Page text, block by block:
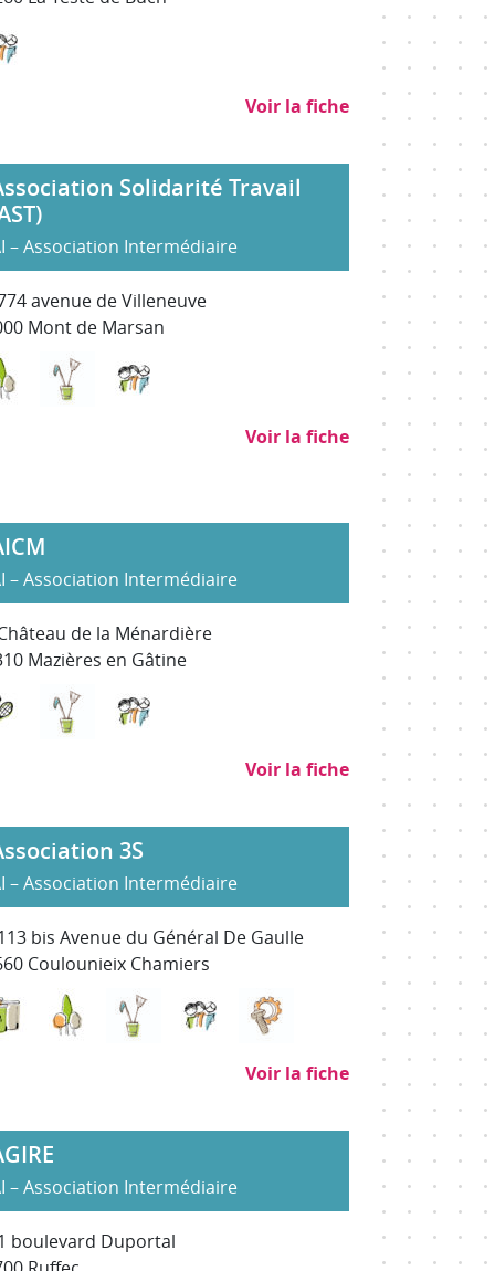
Voir la fiche
des espaces verts et naturels
culture et sport
SAP)
traiteur
Solidarité Travail
– Association Intermédiaire
avenue de Villeneuve
Mont de Marsan
Environnement, entretien et aménagement des
Nettoyage, propreté (hors SAP)
Voir la fiche
des espaces verts et naturels
– Association Intermédiaire
de la Ménardière
Mazières en Gâtine
Evénementiel, animation, tourisme, culture et sport
Nettoyage, propreté (hors SAP)
Voir la fiche
3S
– Association Intermédiaire
bis Avenue du Général De Gaulle
Coulounieix Chamiers
Déchets : collecte, traitement, recyclage
Environnement, entretien et aménagement
Nettoyage, propreté (hors SAP)
Services à la personne
Voir la fiche
– Association Intermédiaire
boulevard Duportal